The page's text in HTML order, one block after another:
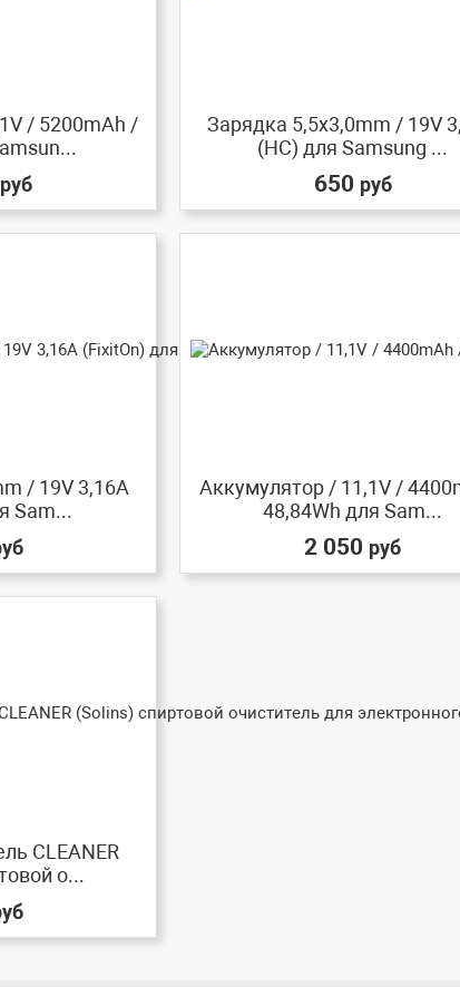
/ 5200mAh /
руб
Зарядка 5,5x3,0mm / 19V
(HC) для Samsung ...
650 руб
/ 19V 3,16A
Sam...
Аккумулятор / 11,1V /
48,84Wh для Sam...
2 050 руб
CLEANER
о...